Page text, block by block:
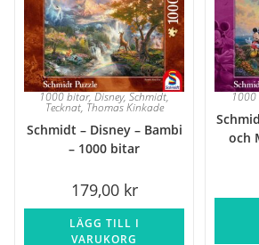
1000 bitar,Disney,Schmidt,
Tecknat, Thomas Kinkade
Schmidt – Disney – Bambi
– 1000 bitar
179,00 kr
LÄGG TILL I
VARUKORG
1000
och